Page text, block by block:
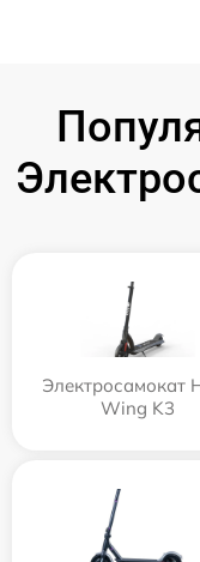
Электросамокат
Wing K3